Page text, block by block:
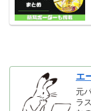
エ
元
ラ